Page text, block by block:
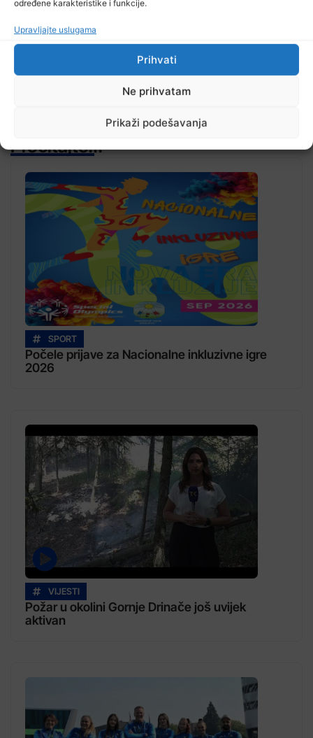
određene karakteristike i funkcije.
Upravljajte uslugama
Prihvati
Ne prihvatam
Prikaži podešavanja
Pročitajte...
SPORT
Počele prijave za Nacionalne inkluzivne igre
2026
VIJESTI
Požar u okolini Gornje Drinače još uvijek
aktivan